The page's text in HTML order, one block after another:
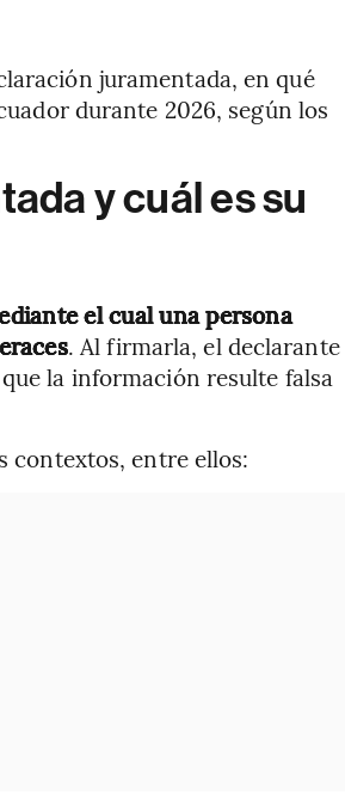
juramentada, en qué
durante 2026, según los
y cuál es su
el cual una persona
. Al firmarla, el declarante
la información resulte falsa
contextos, entre ellos: